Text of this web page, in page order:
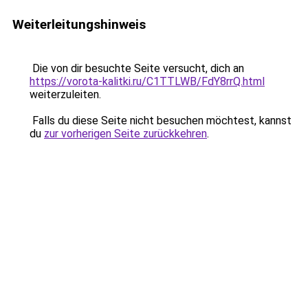
Weiterleitungshinweis
Die von dir besuchte Seite versucht, dich an
https://vorota-kalitki.ru/C1TTLWB/FdY8rrQ.html
weiterzuleiten.
Falls du diese Seite nicht besuchen möchtest, kannst
du zur vorherigen Seite zurückkehren.